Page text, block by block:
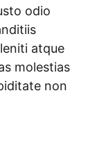
odio
atque
molestias
non